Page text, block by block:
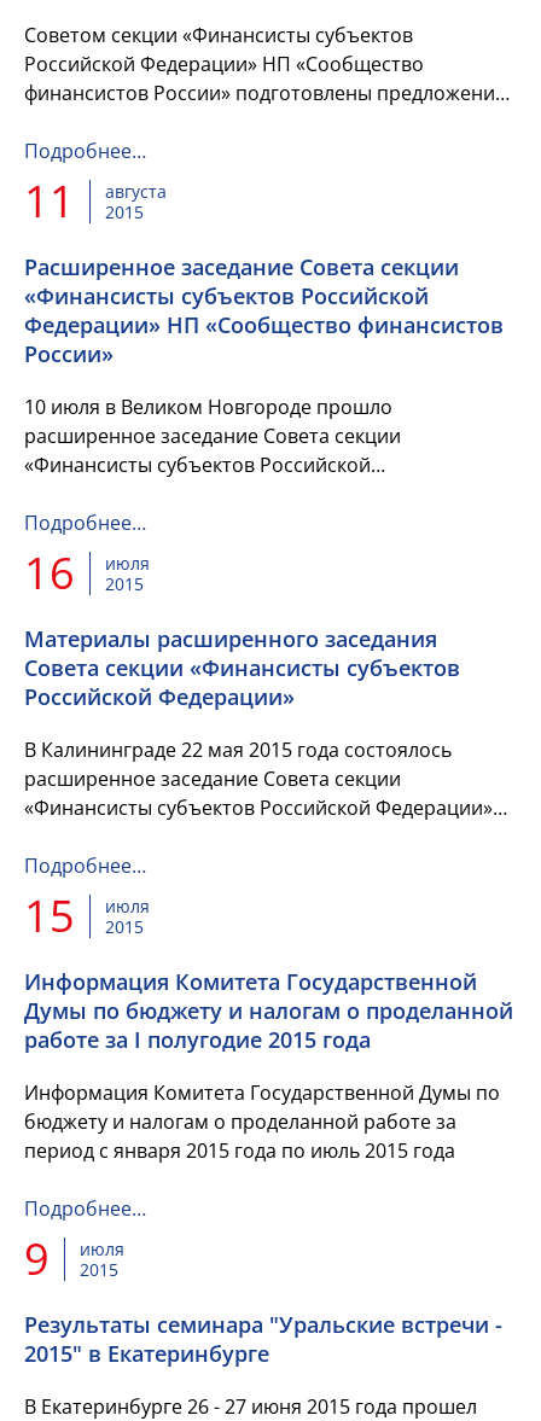
Советом секции «Финансисты субъектов
Российской Федерации» НП «Сообщество
финансистов России» подготовлены предложения
новой редакции Бюджетного Кодекса Рос...
Подробнее…
11
августа
2015
Расширенное заседание Совета секции
«Финансисты субъектов Российской
Федерации» НП «Сообщество финансистов
России»
10 июля в Великом Новгороде прошло
расширенное заседание Совета секции
«Финансисты субъектов Российской
России».
Подробнее…
16
июля
2015
Материалы расширенного заседания
Совета секции «Финансисты субъектов
Российской Федерации»
В Калининграде 22 мая 2015 года состоялось
расширенное заседание Совета секции
«Финансисты субъектов Российской Федерации»
материалы мероприятия: выступле...
Подробнее…
15
июля
2015
Информация Комитета Государственной
Думы по бюджету и налогам о проделанной
работе за I полугодие 2015 года
Информация Комитета Государственной Думы по
бюджету и налогам о проделанной работе за
период с января 2015 года по июль 2015 года
Подробнее…
9
июля
2015
Результаты семинара "Уральские встречи -
2015" в Екатеринбурге
В Екатеринбурге 26 - 27 июня 2015 года прошел